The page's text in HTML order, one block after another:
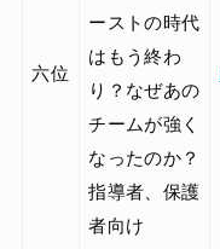
六位
ーストの時代
はもう終わ
り？なぜあの
チームが強く
なったのか？
指導者、保護
者向け